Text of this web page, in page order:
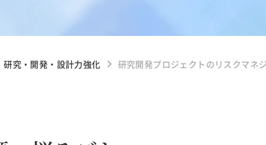
研究・開発・設計力強化 研究開発プロジェクトのリスクマネ